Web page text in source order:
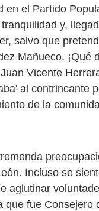
en el Partido
y,
salvo que
Mañueco. ¡Qué
Vicente
al contrincante
de la
Incluso se
aglutinar
que fue Consejero